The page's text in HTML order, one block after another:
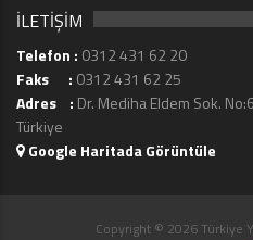
İLETİŞİM
Telefon : 0312 431 62 20
Faks : 0312 431 62 25
Adres : Dr. Mediha Eldem Sok.
Türkiye
Google Haritada Görüntüle
Copyright © 2026 Türkiye